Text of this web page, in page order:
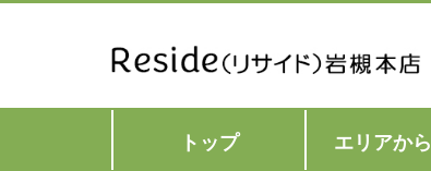
トップ エリアか